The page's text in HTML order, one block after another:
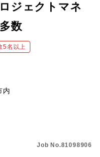
ジェクトマネ
数
5名以上
内
Job No.81098906